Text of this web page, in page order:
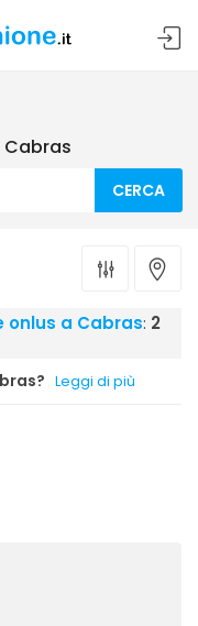
Cabras
CERCA
onlus a Cabras: 2
Leggi di più